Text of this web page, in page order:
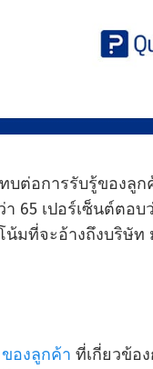
ต่อการรับรู้ของลูก
65 เปอร์เซ็นต์ตอ
น้มที่จะอ้างถึงบริษัท
ของลูกค้า ที่เกี่ยวข้อ